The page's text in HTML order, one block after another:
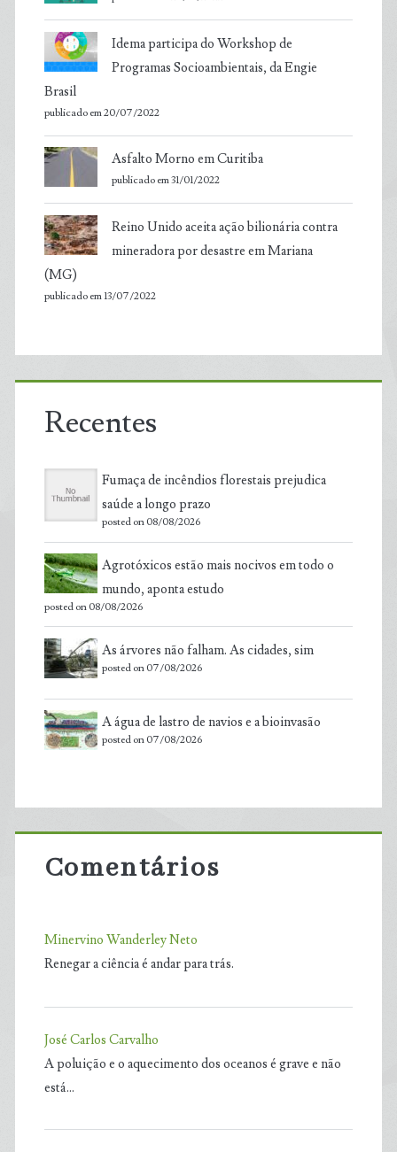
Idema participa do Workshop de
Programas Socioambientais, da Engie
Brasil
publicado em 20/07/2022
Asfalto Morno em Curitiba
publicado em 31/01/2022
Reino Unido aceita ação bilionária contra
mineradora por desastre em Mariana
(MG)
publicado em 13/07/2022
Recentes
Fumaça de incêndios florestais prejudica
saúde a longo prazo
posted on 08/08/2026
Agrotóxicos estão mais nocivos em todo o
mundo, aponta estudo
posted on 08/08/2026
As árvores não falham. As cidades, sim
posted on 07/08/2026
A água de lastro de navios e a bioinvasão
posted on 07/08/2026
Comentários
Minervino Wanderley Neto
Renegar a ciência é andar para trás.
José Carlos Carvalho
A poluição e o aquecimento dos oceanos é grave e não
está…